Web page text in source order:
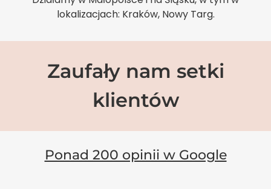
lokalizacjach: Kraków, Nowy Targ.
Zaufały nam setki
klientów
Ponad 200 opinii w Google